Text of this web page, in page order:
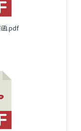
函.pdf